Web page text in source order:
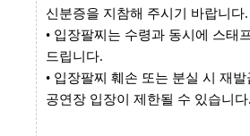
신분증을 지참해 주시기 바랍니다.
• 입장팔찌는 수령과 동시에 스태
드립니다.
• 입장팔찌 훼손 또는 분실 시 재
공연장 입장이 제한될 수 있습니다.